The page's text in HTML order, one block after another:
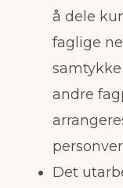
å dele
faglige
andre
Det